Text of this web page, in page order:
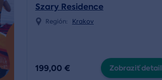
Szary Residence
Región: Krakov
199,00 € Zobraziť detail